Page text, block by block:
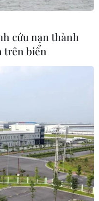
cứu nạn thành
trên biển